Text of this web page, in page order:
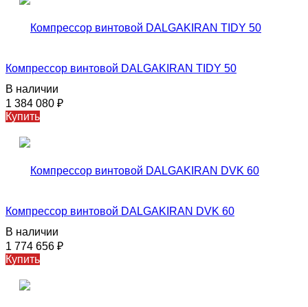
Компрессор винтовой DALGAKIRAN TIDY 50
В наличии
1 384 080 ₽
Купить
Компрессор винтовой DALGAKIRAN DVK 60
В наличии
1 774 656 ₽
Купить